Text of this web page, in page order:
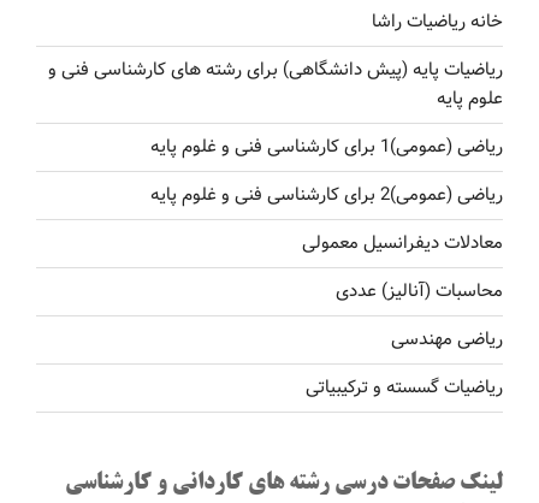
خانه ریاضیات راشا
ریاضیات پایه (پیش دانشگاهی) برای رشته های کارشناسی فنی و
علوم پایه
ریاضی (عمومی)1 برای کارشناسی فنی و غلوم پایه
ریاضی (عمومی)2 برای کارشناسی فنی و غلوم پایه
معادلات دیفرانسیل معمولی
محاسبات (آنالیز) عددی
ریاضی مهندسی
ریاضیات گسسته و ترکیبیاتی
لینک صفحات درسی رشته های کاردانی و کارشناسی